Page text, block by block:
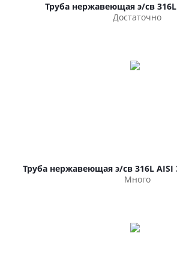
Труба нержавеющая э/св 316L
Достаточно
Труба нержавеющая э/св 316L AISI
Много